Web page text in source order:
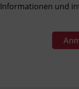
Informationen und